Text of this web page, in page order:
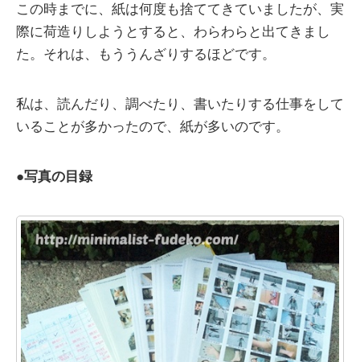
この時までに、紙は何度も捨ててきていましたが、実
際に荷造りしようとすると、わらわらと出てきまし
た。それは、もううんざりするほどです。
私は、読んだり、調べたり、書いたりする仕事をして
いることが多かったので、紙が多いのです。
●写真の目録